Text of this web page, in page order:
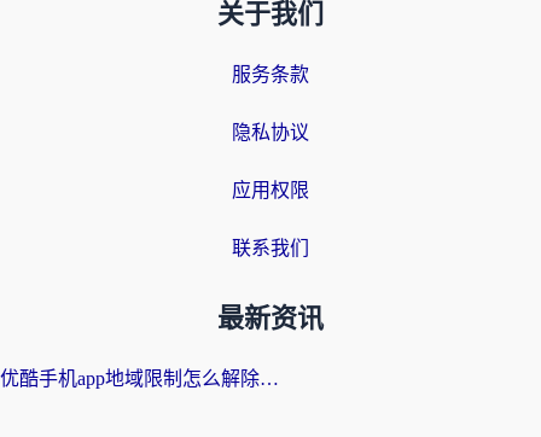
关于我们
服务条款
隐私协议
应用权限
联系我们
最新资讯
优酷手机app地域限制怎么解除？海外党亲测有效的追剧方案